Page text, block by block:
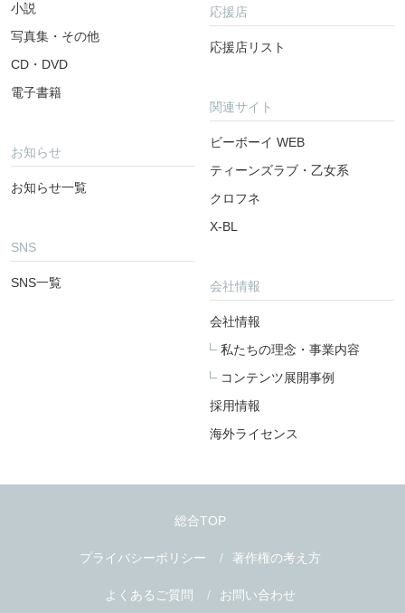
小説
写真集・その他
CD・DVD
電子書籍
お知らせ
お知らせ一覧
SNS
SNS一覧
応援店
応援店リスト
関連サイト
ビーボーイ WEB
ティーンズラブ・乙女系
クロフネ
X-BL
会社情報
会社情報
私たちの理念・事業内容
コンテンツ展開事例
採用情報
海外ライセンス
総合TOP
プライバシーポリシー 著作権の考え方
よくあるご質問 お問い合わせ